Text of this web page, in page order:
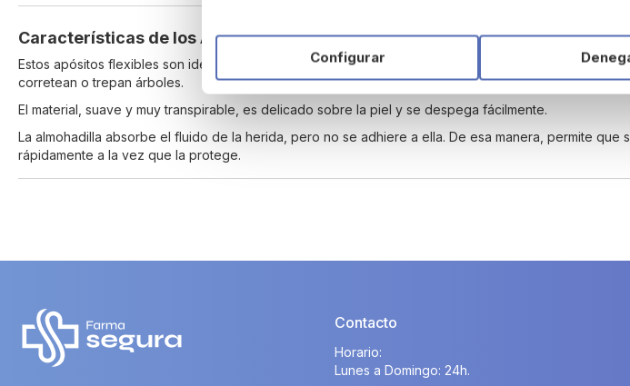
of
the
images
gallery
Características de los Apósitos infantiles Happy Kids de 3M Nexcare:
Estos apósitos flexibles son ideales para proteger las típicas rozaduras o raspaduras que ocurren
corretean o trepan árboles.
El material, suave y muy transpirable, es delicado sobre la piel y se despega fácilmente.
La almohadilla absorbe el fluido de la herida, pero no se adhiere a ella. De esa manera, permite que
rápidamente a la vez que la protege.
Configurar
Contacto
Horario:
Lunes a Domingo: 24h.